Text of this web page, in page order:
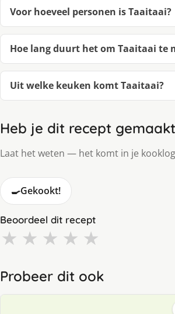
Voor hoeveel personen is Taaitaai?
Hoe lang duurt het om Taaitaai te
Uit welke keuken komt Taaitaai?
Heb je dit recept
Laat het weten — het komt in je
🍳Gekookt!
Beoordeel dit recept
★ ★ ★ ★ ★
Probeer dit ook